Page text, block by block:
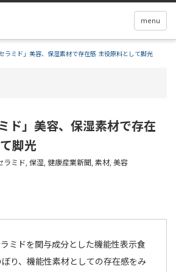
menu
セラミド」美容、保湿素材で存在感 主役原料として脚光
ド」美容、保湿素材で存在
脚光
ラミド, 保湿, 健康産業新聞, 素材, 美容
ミドを関与成分とした機能性表示食
り、機能性素材としての存在感をみ